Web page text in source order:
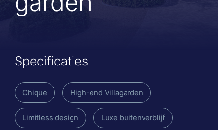
Specificaties
Chique High-end Villagarden
Limitless design Luxe buitenverblijf